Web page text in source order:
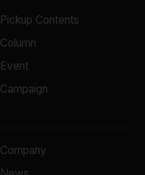
Pickup Contents
Column
Event
Campaign
Company